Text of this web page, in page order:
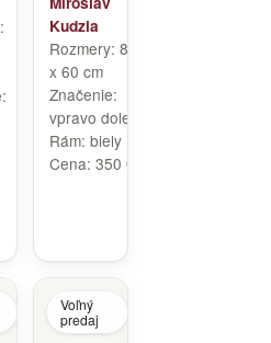
Kudzia
Rozmery: 80
x 60 cm
Značenie:
vpravo dole
Rám: biely
Cena: 350 €
Voľný
predaj